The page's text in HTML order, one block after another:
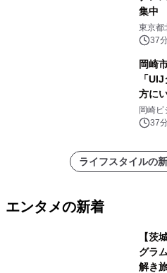
集中
東京都
37
岡崎
「
方に
挑戦
岡崎
37
ライフスタイルの
エンタメの新着
【茨
グラ
解き